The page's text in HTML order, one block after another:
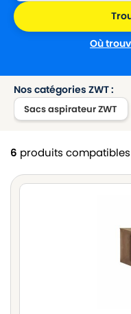
Où
Nos catégories ZWT :
Sacs aspirateur ZWT
6 produits compatibles